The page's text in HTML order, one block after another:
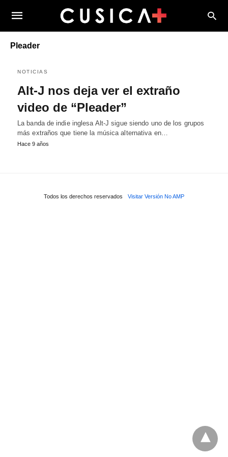
Pleader
NOTICIAS
Alt-J nos deja ver el extraño
video de “Pleader”
La banda de indie inglesa Alt-J sigue siendo uno de los grupos
más extraños que tiene la música alternativa en…
Hace 9 años
Todos los derechos reservados Visitar Versión No AMP